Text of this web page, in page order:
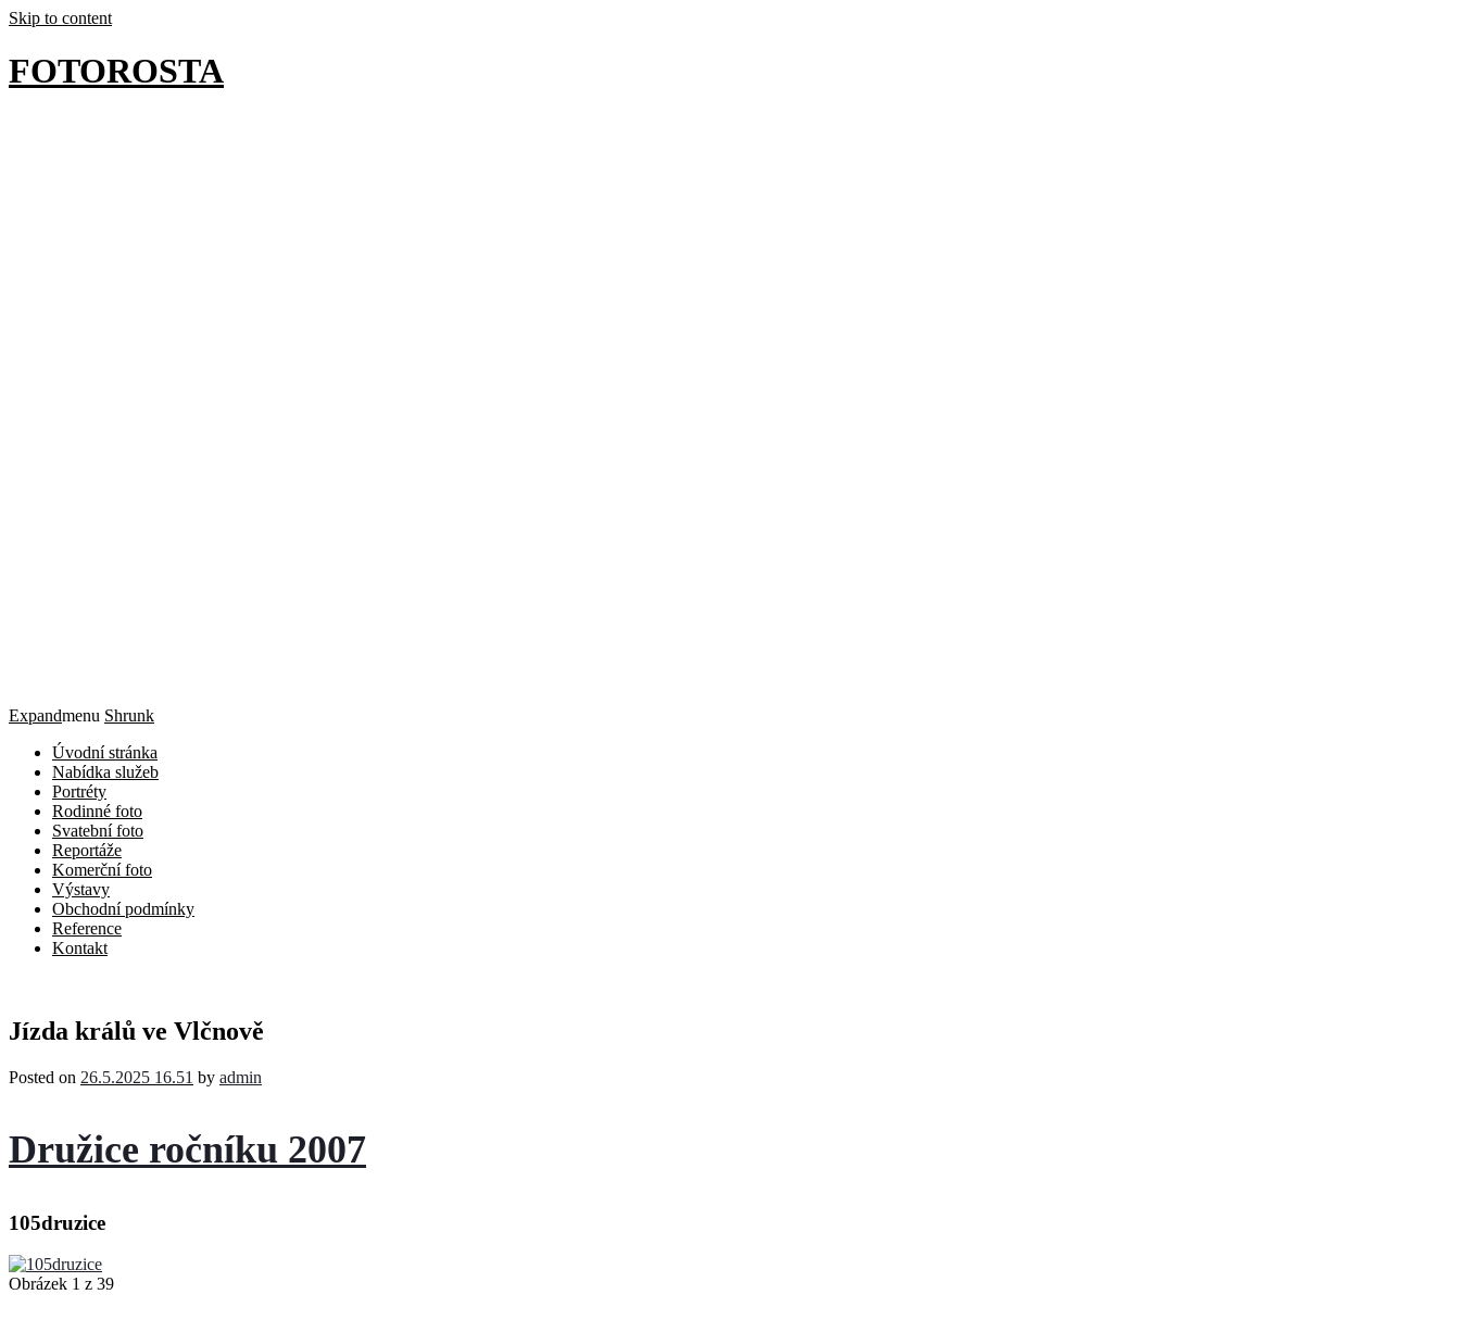
Skip to content
FOTOROSTA
Expandmenu Shrunk
Úvodní stránka
Nabídka služeb
Portréty
Rodinné foto
Svatební foto
Reportáže
Komerční foto
Výstavy
Obchodní podmínky
Reference
Kontakt
Jízda králů ve Vlčnově
Posted on 26.5.2025 16.51 by admin
Družice ročníku 2007
105druzice
Obrázek 1 z 39